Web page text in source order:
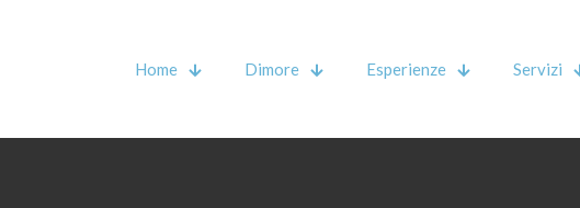
Home Dimore Esperienze Servizi